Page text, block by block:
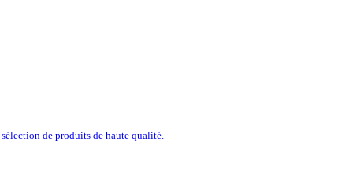
de produits de haute qualité.